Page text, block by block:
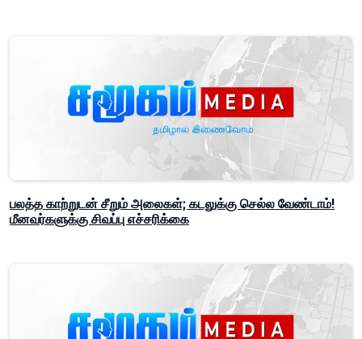
பலத்த காற்றுடன் சீறும் அலைகள்; கடலுக்கு செல்ல வேண்டாம்!
மீனவர்களுக்கு சிவப்பு எச்சரிக்கை